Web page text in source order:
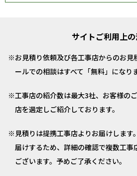
サイトご利用上
お見積り依頼及び各工事店からのお
ールでの相談はすべて「無料」になりま
工事店の紹介数は最大3社、お客様の
店を選定しご紹介しております。
見積りは提携工事店よりお届けします
届けするため、詳細の確認で複数工
ございます。予めご了承ください。